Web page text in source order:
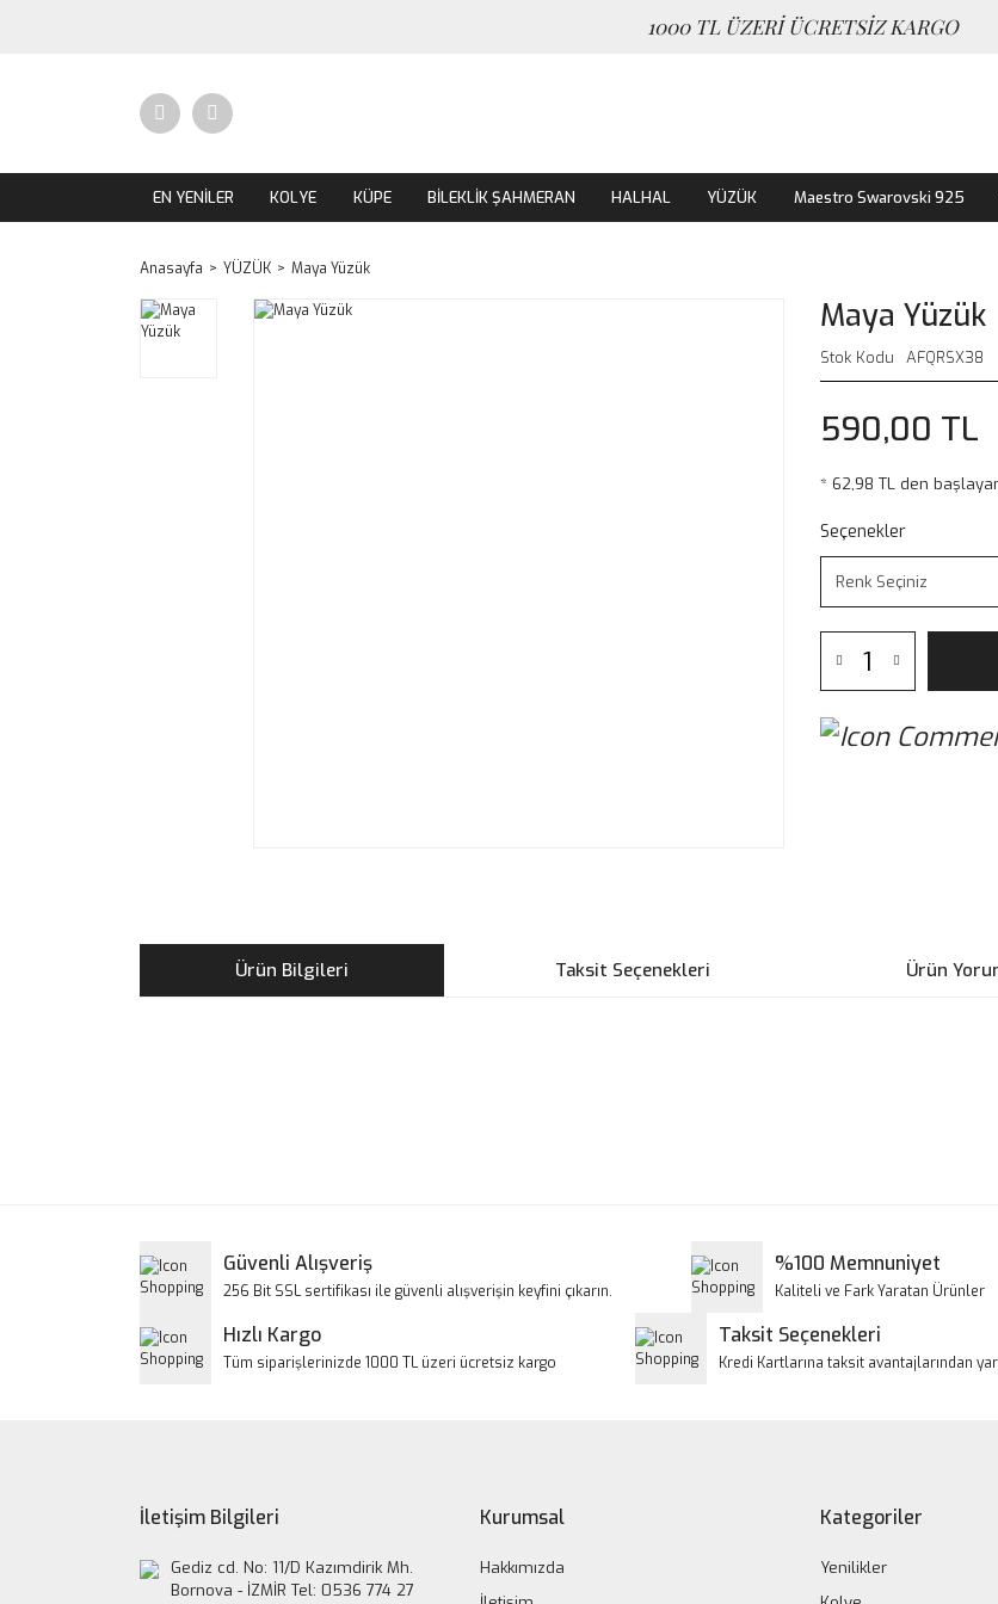
1000 TL ÜZERİ ÜCRETSİZ KARGO
EN YENİLER KOLYE KÜPE BİLEKLİK ŞAHMERAN HALHAL YÜZÜK Maestro Swarovski 925
Anasayfa YÜZÜK Maya Yüzük
Maya Yüzük
Stok Kodu AFQRSX38
590,00 TL
* 62,98 TL den
Seçenekler
Ürün Bilgileri Taksit Seçenekleri Ürün
Ürün fiyatı diğer sitelerden daha pahalı.
Güvenli Alışveriş
256 Bit SSL sertifikası ile güvenli alışverişin keyfini çıkarın.
%100 Memnuniyet
Kaliteli ve Fark Yaratan Ürünler
Hızlı Kargo
Tüm siparişlerinizde 1000 TL üzeri ücretsiz kargo
Taksit Seçenekleri
Kredi Kartlarına taksit avantajlarından
İletişim Bilgileri
Gediz cd. No: 11/D Kazımdirik Mh.
Bornova - İZMİR Tel: 0536 774 27
Kurumsal
Hakkımızda
Kategoriler
Yenilikler